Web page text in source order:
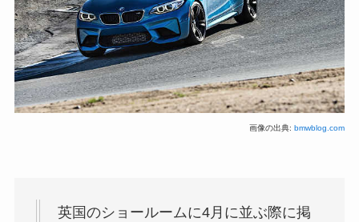
画像の出典:bmwblog.com
英国のショールームに4月に並ぶ際に掲